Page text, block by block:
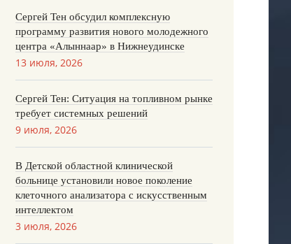
Сергей Тен обсудил комплексную
программу развития нового молодежного
центра «Алыннаар» в Нижнеудинске
13 июля, 2026
Сергей Тен: Ситуация на топливном рынке
требует системных решений
9 июля, 2026
В Детской областной клинической
больнице установили новое поколение
клеточного анализатора с искусственным
интеллектом
3 июля, 2026